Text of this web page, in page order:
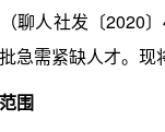
聊人社发〔2020
急需紧缺人才。现
围